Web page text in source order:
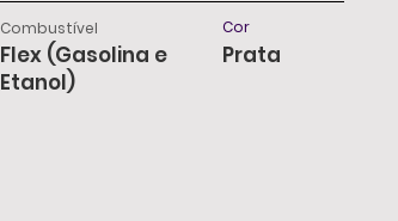
Combustível
Flex (Gasolina e
Etanol)
Cor
Prata